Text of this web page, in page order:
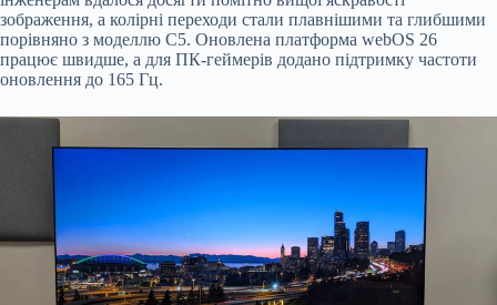
зображення, а колірні переходи стали плавнішими та глибшими
порівняно з моделлю C5. Оновлена платформа webOS 26
працює швидше, а для ПК-геймерів додано підтримку частоти
оновлення до 165 Гц.